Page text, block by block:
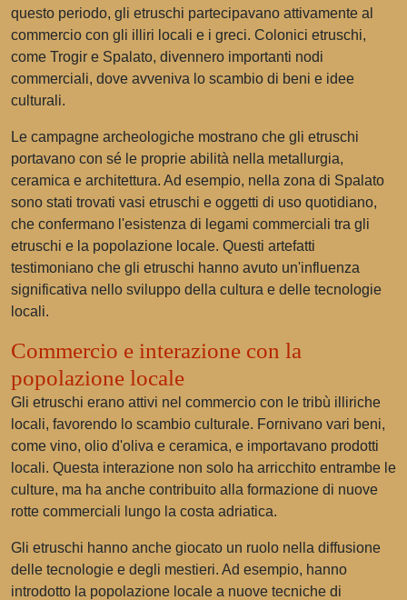
questo periodo, gli etruschi partecipavano attivamente al
commercio con gli illiri locali e i greci. Colonici etruschi,
come Trogir e Spalato, divennero importanti nodi
commerciali, dove avveniva lo scambio di beni e idee
culturali.
Le campagne archeologiche mostrano che gli etruschi
portavano con sé le proprie abilità nella metallurgia,
ceramica e architettura. Ad esempio, nella zona di Spalato
sono stati trovati vasi etruschi e oggetti di uso quotidiano,
che confermano l'esistenza di legami commerciali tra gli
etruschi e la popolazione locale. Questi artefatti
testimoniano che gli etruschi hanno avuto un'influenza
significativa nello sviluppo della cultura e delle tecnologie
locali.
Commercio e interazione con la
popolazione locale
Gli etruschi erano attivi nel commercio con le tribù illiriche
locali, favorendo lo scambio culturale. Fornivano vari beni,
come vino, olio d'oliva e ceramica, e importavano prodotti
locali. Questa interazione non solo ha arricchito entrambe le
culture, ma ha anche contribuito alla formazione di nuove
rotte commerciali lungo la costa adriatica.
Gli etruschi hanno anche giocato un ruolo nella diffusione
delle tecnologie e degli mestieri. Ad esempio, hanno
introdotto la popolazione locale a nuove tecniche di